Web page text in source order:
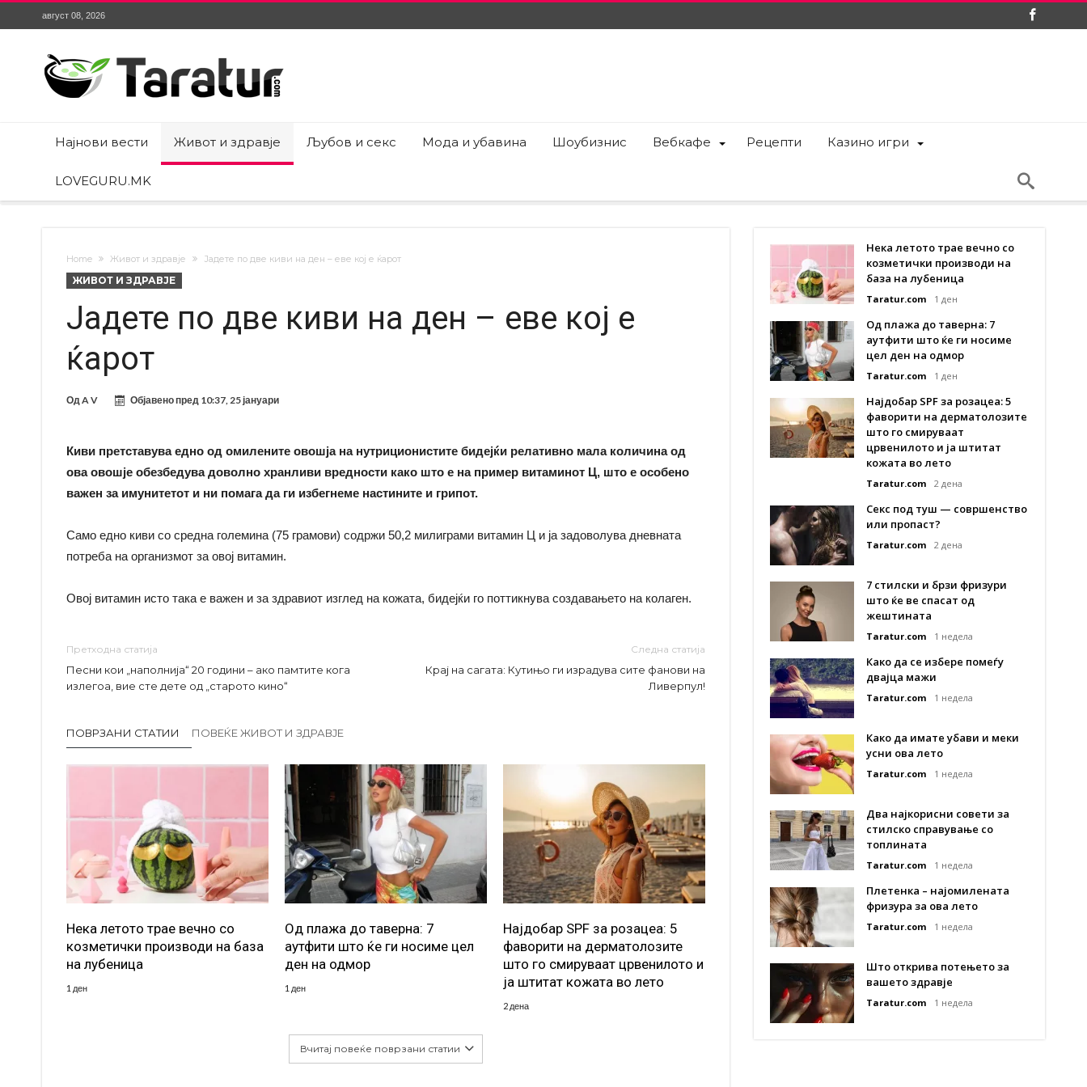
август 08, 2026
Најнови вести Живот и здравје Љубов и секс Мода и убавина Шоубизнис Вебкафе Рецепти Казино игри
LOVEGURU.MK
Home Живот и здравје Јадете по две киви на ден – еве кој е ќарот
ЖИВОТ И ЗДРАВЈЕ
Јадете по две киви на ден – еве кој е
ќарот
ОдA V Објавено пред 10:37, 25 јануари
Киви претставува едно од омилените овошја на нутриционистите бидејќи релативно мала количина од
ова овошје обезбедува доволно хранливи вредности како што е на пример витаминот Ц, што е особено
важен за имунитетот и ни помага да ги избегнеме настините и грипот.
Само едно киви со средна големина (75 грамови) содржи 50,2 милиграми витамин Ц и ја задоволува дневната
потреба на организмот за овој витамин.
Овој витамин исто така е важен и за здравиот изглед на кожата, бидејќи го поттикнува создавањето на колаген.
Претходна статија
Песни кои „наполнија“ 20 години – ако памтите кога
излегоа, вие сте дете од „старото кино“
Следна статија
Крај на сагата: Кутињо ги израдува сите фанови на
Ливерпул!
ПОВРЗАНИ СТАТИИ ПОВЕЌЕ ЖИВОТ И ЗДРАВЈЕ
Нека летото трае вечно со
козметички производи на база
на лубеница
1 ден
Од плажа до таверна: 7
аутфити што ќе ги носиме цел
ден на одмор
1 ден
Најдобар SPF за розацеа: 5
фаворити на дерматолозите
што го смируваат црвенилото и
ја штитат кожата во лето
2 дена
Вчитај повеќе поврзани статии
Нека летото трае вечно со
козметички производи на
база на лубеница
Taratur.com 1 ден
Од плажа до таверна: 7
аутфити што ќе ги носиме
цел ден на одмор
Taratur.com 1 ден
Најдобар SPF за розацеа: 5
фаворити на дерматолозите
што го смируваат
црвенилото и ја штитат
кожата во лето
Taratur.com 2 дена
Секс под туш — совршенство
или пропаст?
Taratur.com 2 дена
7 стилски и брзи фризури
што ќе ве спасат од
жештината
Taratur.com 1 недела
Како да се избере помеѓу
двајца мажи
Taratur.com 1 недела
Како да имате убави и меки
усни ова лето
Taratur.com 1 недела
Два најкорисни совети за
стилско справување со
топлината
Taratur.com 1 недела
Плетенка – најомилената
фризура за ова лето
Taratur.com 1 недела
Што открива потењето за
вашето здравје
Taratur.com 1 недела